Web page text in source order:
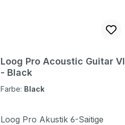
Loog Pro Acoustic Guitar VI
- Black
Farbe: Black
Loog Pro Akustik 6-Saitige